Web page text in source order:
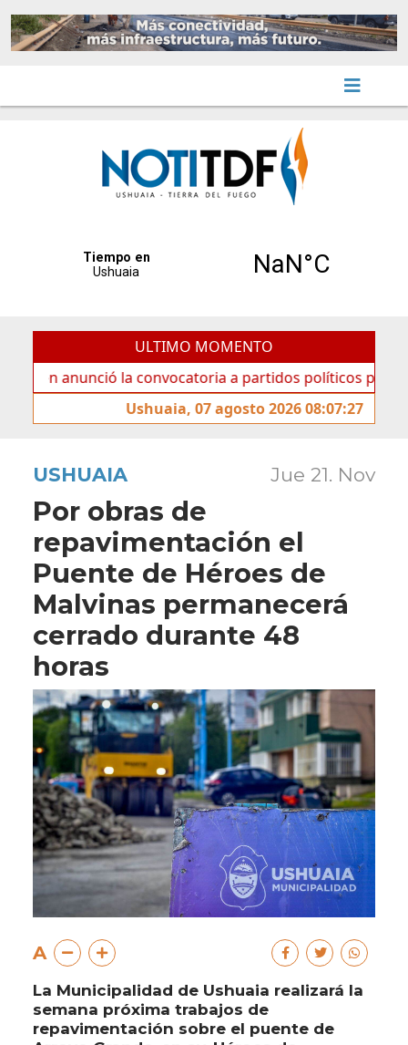
ULTIMO MOMENTO
anunció la convocatoria a partidos políticos por «ficha
Ushuaia, 07 agosto 2026 08:07:27
USHUAIA Jue 21. Nov
Por obras de
repavimentación el
Puente de Héroes de
Malvinas permanecerá
cerrado durante 48
horas
A
La Municipalidad de Ushuaia realizará la
semana próxima trabajos de
repavimentación sobre el puente de